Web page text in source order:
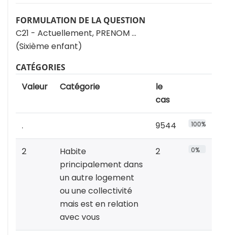
FORMULATION DE LA QUESTION
C21 - Actuellement, PRENOM ...
(Sixième enfant)
CATÉGORIES
Valeur Catégorie
le
cas
. 9544 100%
2
Habite
principalement dans
un autre logement
ou une collectivité
mais est en relation
avec vous
2 0%